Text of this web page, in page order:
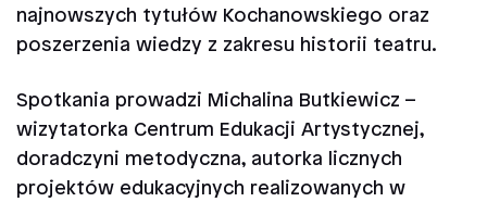
najnowszych tytułów Kochanowskiego oraz
poszerzenia wiedzy z zakresu historii teatru.
Spotkania prowadzi Michalina Butkiewicz –
wizytatorka Centrum Edukacji Artystycznej,
doradczyni metodyczna, autorka licznych
projektów edukacyjnych realizowanych w